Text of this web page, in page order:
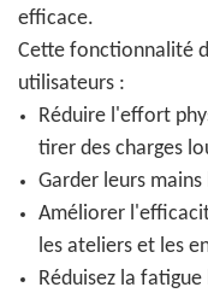
efficace.
Cette fonctionnalité
utilisateurs :
Réduire l'effort
tirer des charges
Garder leurs
Améliorer
les ateliers et les
Réduisez la